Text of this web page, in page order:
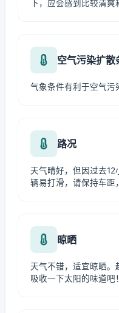
下，应会感到比较清爽
空气污染扩散
气象条件有利于空气污
路况
天气晴好，但因过去
辆易打滑，请保持车距
晾晒
天气不错，适宜晾晒。
吸收一下太阳的味道吧！